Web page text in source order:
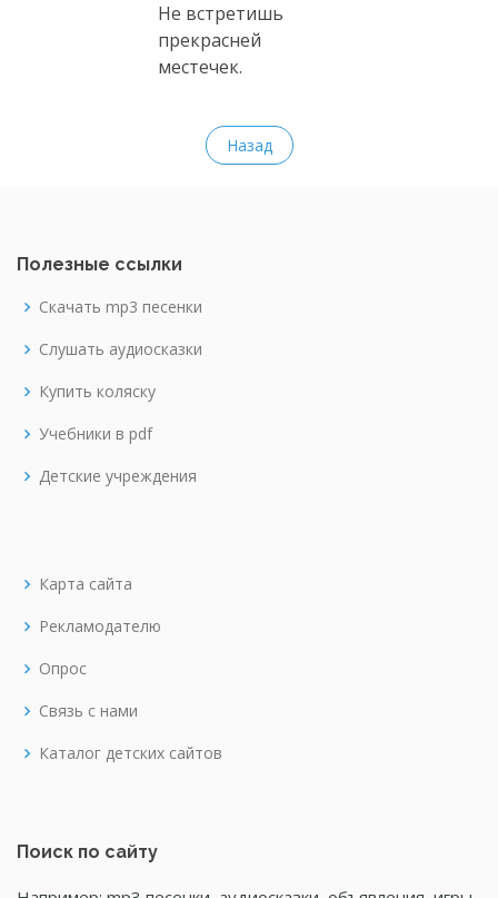
Не встретишь
прекрасней
местечек.
Назад
Полезные ссылки
Скачать mp3 песенки
Слушать аудиосказки
Купить коляску
Учебники в pdf
Детские учреждения
Карта сайта
Рекламодателю
Опрос
Связь с нами
Каталог детских сайтов
Поиск по сайту